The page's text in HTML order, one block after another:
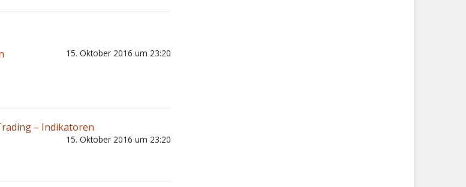
15. Oktober 2016 um 23:20
– Indikatoren
15. Oktober 2016 um 23:20